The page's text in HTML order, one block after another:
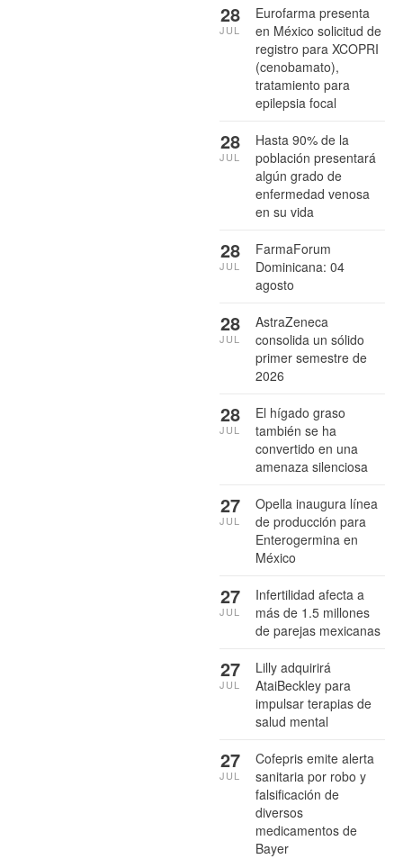
Eurofarma presenta
en México solicitud de
registro para XCOPRI
(cenobamato),
tratamiento para
epilepsia focal
28
JUL
Hasta 90% de la
población presentará
algún grado de
enfermedad venosa
en su vida
28
JUL
FarmaForum
Dominicana: 04
agosto
28
JUL
AstraZeneca
consolida un sólido
primer semestre de
2026
28
JUL
El hígado graso
también se ha
convertido en una
amenaza silenciosa
28
JUL
Opella inaugura línea
de producción para
Enterogermina en
México
27
JUL
Infertilidad afecta a
más de 1.5 millones
de parejas mexicanas
27
JUL
Lilly adquirirá
AtaiBeckley para
impulsar terapias de
salud mental
27
JUL
Cofepris emite alerta
sanitaria por robo y
falsificación de
diversos
medicamentos de
Bayer
27
JUL